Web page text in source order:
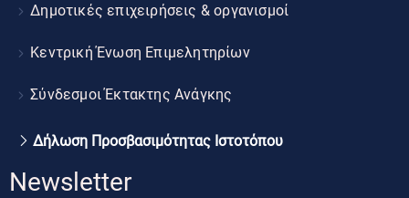
Δημοτικές επιχειρήσεις & οργανισμοί
Κεντρική Ένωση Επιμελητηρίων
Σύνδεσμοι Έκτακτης Ανάγκης
Δήλωση Προσβασιμότητας Ιστοτόπου
Newsletter